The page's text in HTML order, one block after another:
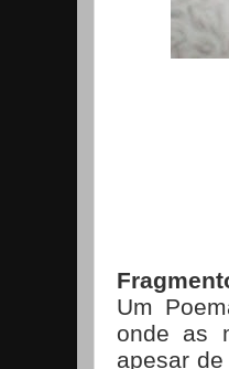
Um
onde as
apesar